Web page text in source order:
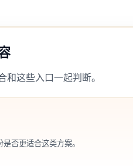
这些入口一起判断。
否更适合这类方案。